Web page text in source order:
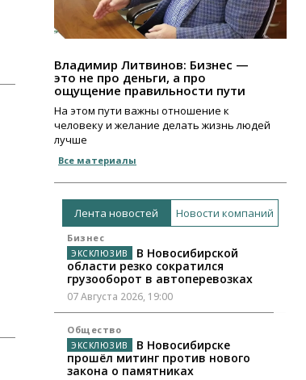
Владимир Литвинов: Бизнес —
это не про деньги, а про
ощущение правильности пути
На этом пути важны отношение к
человеку и желание делать жизнь людей
лучше
Все материалы
Лента новостей Новости компаний
Бизнес
В Новосибирской
области резко сократился
грузооборот в автоперевозках
07 Августа 2026, 19:00
Общество
В Новосибирске
прошёл митинг против нового
закона о памятниках